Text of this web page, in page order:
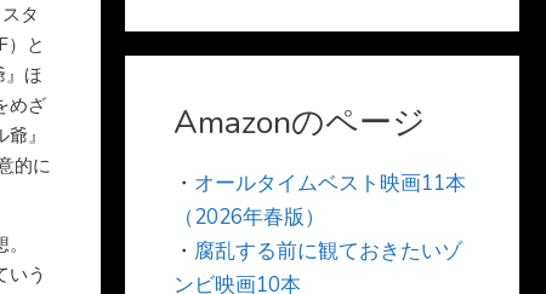
タ
）と
』ほ
めざ
』
的に
いう
Amazonのページ
・ オールタイムベスト映画11本
（2026年春版）
・ 腐乱する前に観ておきたいゾ
ンビ映画10本